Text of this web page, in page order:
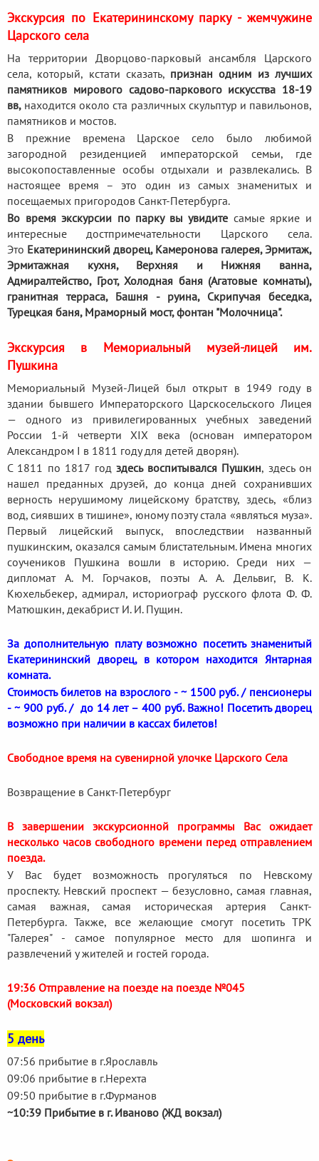
Экскурсия по Екатерининскому парку - жемчужине
Царского села
На территории Дворцово-парковый ансамбля Царского
села, который, кстати сказать, признан одним из лучших
памятников мирового садово-паркового искусства 18-19
вв, находится около ста различных скульптур и павильонов,
памятников и мостов.
В прежние времена Царское село было любимой
загородной резиденцией императорской семьи, где
высокопоставленные особы отдыхали и развлекались. В
настоящее время – это один из самых знаменитых и
посещаемых пригородов Санкт-Петербурга.
Во время экскурсии по парку вы увидите самые яркие и
интересные достпримечательности Царского села.
Это Екатерининский дворец, Камеронова галерея, Эрмитаж,
Эрмитажная кухня, Верхняя и Нижняя ванна,
Адмиралтейство, Грот, Холодная баня (Агатовые комнаты),
гранитная терраса, Башня - руина, Скрипучая беседка,
Турецкая баня, Мраморный мост, фонтан "Молочница".
Экскурсия в Мемориальный музей-лицей им.
Пушкина
Мемориальный Музей-Лицей был открыт в 1949 году в
здании бывшего Императорского Царскосельского Лицея
— одного из привилегированных учебных заведений
России 1-й четверти XIX века (основан императором
Александром I в 1811 году для детей дворян).
С 1811 по 1817 годздесь воспитывался Пушкин, здесь он
нашел преданных друзей, до конца дней сохранивших
верность нерушимому лицейскому братству, здесь, «близ
вод, сиявших в тишине», юному поэту стала «являться муза».
Первый лицейский выпуск, впоследствии названный
пушкинским, оказался самым блистательным. Имена многих
соучеников Пушкина вошли в историю. Среди них —
дипломат А. М. Горчаков, поэты А. А. Дельвиг, В. К.
Кюхельбекер, адмирал, историограф русского флота Ф. Ф.
Матюшкин, декабрист И. И. Пущин.
За дополнительную плату возможно посетить знаменитый
Екатерининский дворец, в котором находится Янтарная
комната.
Стоимость билетов на взрослого - ~ 1500 руб. / пенсионеры
- ~ 900 руб. / до 14 лет – 400 руб. Важно! Посетить дворец
возможно при наличии в кассах билетов!
Свободное время на сувенирной улочке Царского Села
Возвращение в Санкт-Петербург
В завершении экскурсионной программы Вас ожидает
несколько часов свободного времени перед отправлением
поезда.
У Вас будет возможность прогуляться по Невскому
проспекту. Невский проспект — безусловно, самая главная,
самая важная, самая историческая артерия Санкт-
Петербурга. Также, все желающие смогут посетить ТРК
"Галерея" - самое популярное место для шопинга и
развлечений у жителей и гостей города.
19:36 Отправление на поезде на поезде №045
(Московский вокзал)
5 день
07:56 прибытие в г.Ярославль
09:06 прибытие в г.Нерехта
09:50 прибытие в г.Фурманов
~10:39 Прибытие в г. Иваново (ЖД вокзал)